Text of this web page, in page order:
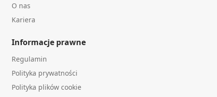
O nas
Kariera
Informacje prawne
Regulamin
Polityka prywatności
Polityka plików cookie